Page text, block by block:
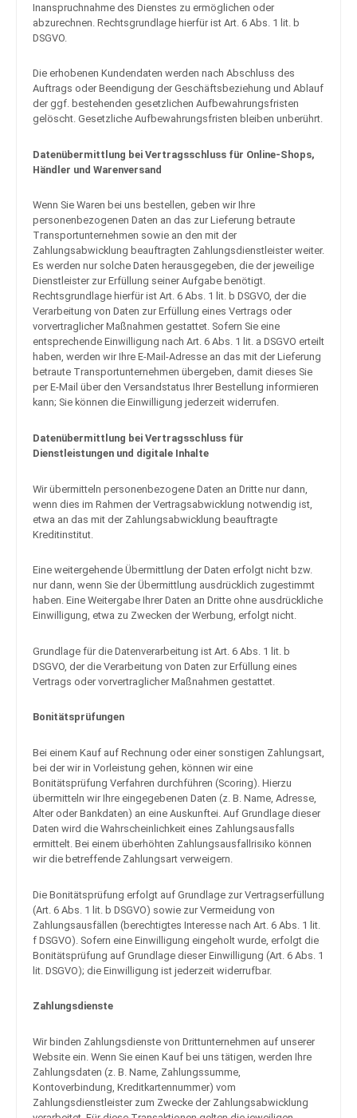
Inanspruchnahme des Dienstes zu ermöglichen oder
abzurechnen. Rechtsgrundlage hierfür ist Art. 6 Abs. 1 lit. b
DSGVO.
Die erhobenen Kundendaten werden nach Abschluss des
Auftrags oder Beendigung der Geschäftsbeziehung und Ablauf
der ggf. bestehenden gesetzlichen Aufbewahrungsfristen
gelöscht. Gesetzliche Aufbewahrungsfristen bleiben unberührt.
Daten­übermittlung bei Vertragsschluss für Online-Shops,
Händler und Warenversand
Wenn Sie Waren bei uns bestellen, geben wir Ihre
personenbezogenen Daten an das zur Lieferung betraute
Transportunternehmen sowie an den mit der
Zahlungsabwicklung beauftragten Zahlungsdienstleister weiter.
Es werden nur solche Daten herausgegeben, die der jeweilige
Dienstleister zur Erfüllung seiner Aufgabe benötigt.
Rechtsgrundlage hierfür ist Art. 6 Abs. 1 lit. b DSGVO, der die
Verarbeitung von Daten zur Erfüllung eines Vertrags oder
vorvertraglicher Maßnahmen gestattet. Sofern Sie eine
entsprechende Einwilligung nach Art. 6 Abs. 1 lit. a DSGVO erteilt
haben, werden wir Ihre E-Mail-Adresse an das mit der Lieferung
betraute Transportunternehmen übergeben, damit dieses Sie
per E-Mail über den Versandstatus Ihrer Bestellung informieren
kann; Sie können die Einwilligung jederzeit widerrufen.
Daten­übermittlung bei Vertragsschluss für
Dienstleistungen und digitale Inhalte
Wir übermitteln personenbezogene Daten an Dritte nur dann,
wenn dies im Rahmen der Vertragsabwicklung notwendig ist,
etwa an das mit der Zahlungsabwicklung beauftragte
Kreditinstitut.
Eine weitergehende Übermittlung der Daten erfolgt nicht bzw.
nur dann, wenn Sie der Übermittlung ausdrücklich zugestimmt
haben. Eine Weitergabe Ihrer Daten an Dritte ohne ausdrückliche
Einwilligung, etwa zu Zwecken der Werbung, erfolgt nicht.
Grundlage für die Datenverarbeitung ist Art. 6 Abs. 1 lit. b
DSGVO, der die Verarbeitung von Daten zur Erfüllung eines
Vertrags oder vorvertraglicher Maßnahmen gestattet.
Bonitätsprüfungen
Bei einem Kauf auf Rechnung oder einer sonstigen Zahlungsart,
bei der wir in Vorleistung gehen, können wir eine
Bonitätsprüfung Verfahren durchführen (Scoring). Hierzu
übermitteln wir Ihre eingegebenen Daten (z. B. Name, Adresse,
Alter oder Bankdaten) an eine Auskunftei. Auf Grundlage dieser
Daten wird die Wahrscheinlichkeit eines Zahlungsausfalls
ermittelt. Bei einem überhöhten Zahlungsausfallrisiko können
wir die betreffende Zahlungsart verweigern.
Die Bonitätsprüfung erfolgt auf Grundlage zur Vertragserfüllung
(Art. 6 Abs. 1 lit. b DSGVO) sowie zur Vermeidung von
Zahlungsausfällen (berechtigtes Interesse nach Art. 6 Abs. 1 lit.
f DSGVO). Sofern eine Einwilligung eingeholt wurde, erfolgt die
Bonitätsprüfung auf Grundlage dieser Einwilligung (Art. 6 Abs. 1
lit. DSGVO); die Einwilligung ist jederzeit widerrufbar.
Zahlungsdienste
Wir binden Zahlungsdienste von Drittunternehmen auf unserer
Website ein. Wenn Sie einen Kauf bei uns tätigen, werden Ihre
Zahlungsdaten (z. B. Name, Zahlungssumme,
Kontoverbindung, Kreditkartennummer) vom
Zahlungsdienstleister zum Zwecke der Zahlungsabwicklung